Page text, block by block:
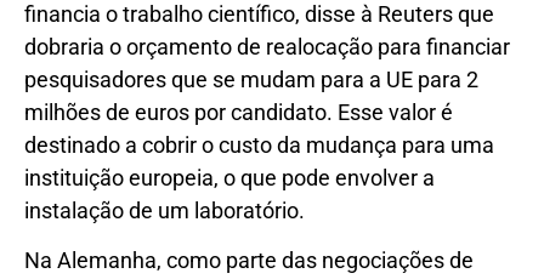
financia o trabalho científico, disse à Reuters que
dobraria o orçamento de realocação para financiar
pesquisadores que se mudam para a UE para 2
milhões de euros por candidato. Esse valor é
destinado a cobrir o custo da mudança para uma
instituição europeia, o que pode envolver a
instalação de um laboratório.
Na Alemanha, como parte das negociações de